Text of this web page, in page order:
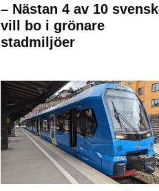
– Nästan 4 av 10
vill bo i grönare
stadmiljöer